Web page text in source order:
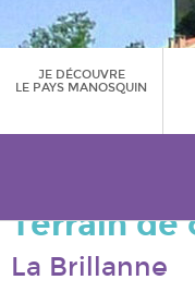
JE DÉCOUVRE
LE PAYS MANOSQUIN
Terrain de
La Brillanne